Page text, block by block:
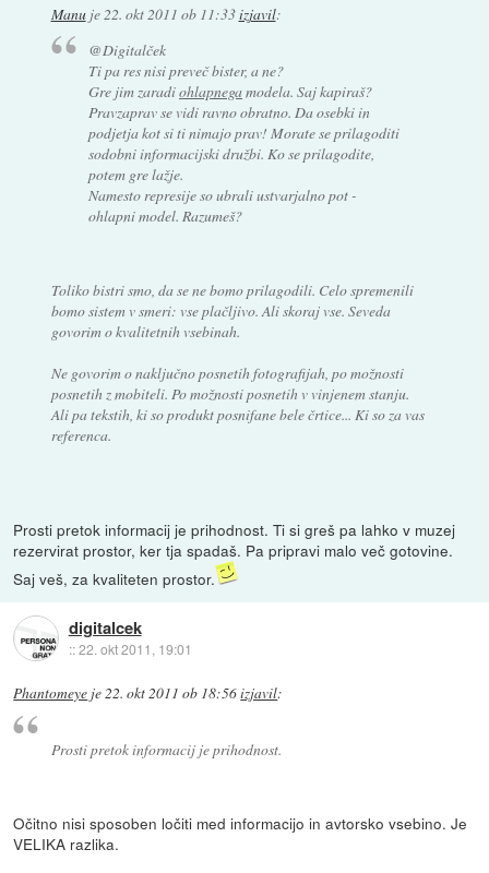
Manuje22. okt 2011 ob 11:33izjavil:
@Digitalček
Ti pa res nisi preveč bister, a ne?
Gre jim zaradiohlapnegamodela. Saj kapiraš?
Pravzaprav se vidi ravno obratno. Da osebki in
podjetja kot si ti nimajo prav! Morate se prilagoditi
sodobni informacijski družbi. Ko se prilagodite,
potem gre lažje.
Namesto represije so ubrali ustvarjalno pot -
ohlapni model. Razumeš?
Toliko bistri smo, da se ne bomo prilagodili. Celo spremenili
bomo sistem v smeri: vse plačljivo. Ali skoraj vse. Seveda
govorim o kvalitetnih vsebinah.
Ne govorim o naključno posnetih fotografijah, po možnosti
posnetih z mobiteli. Po možnosti posnetih v vinjenem stanju.
Ali pa tekstih, ki so produkt posnifane bele črtice... Ki so za vas
referenca.
Prosti pretok informacij je prihodnost. Ti si greš pa lahko v muzej
rezervirat prostor, ker tja spadaš. Pa pripravi malo več gotovine.
Saj veš, za kvaliteten prostor.
digitalcek
::22. okt 2011, 19:01
Phantomeye je22. okt 2011 ob 18:56izjavil:
Prosti pretok informacij je prihodnost.
Očitno nisi sposoben ločiti med informacijo in avtorsko vsebino. Je
VELIKA razlika.